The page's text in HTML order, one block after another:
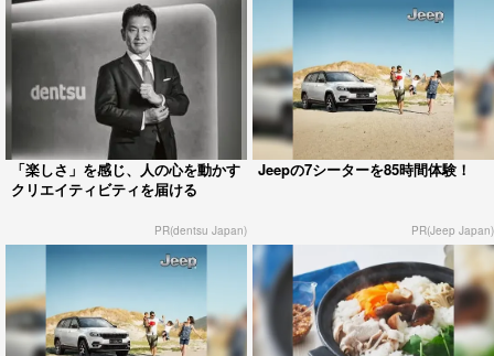
「楽しさ」を感じ、人の心を動かす
クリエイティビティを届ける
PR(dentsu Japan)
Jeepの7シーターを85時間体験！
PR(Jeep Japan)